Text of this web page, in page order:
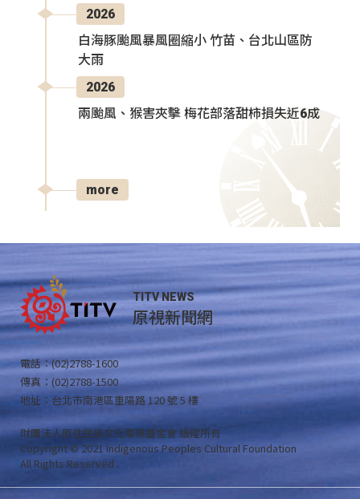
2026
白海豚颱風暴風圈縮小 竹苗、台北山區防
大雨
2026
兩颱風、猴害夾擊 梅花部落甜柿損失近6成
more
TITV NEWS
原視新聞網
電話：(02)2788-1600
傳真：(02)2788-1500
地址：台北市南港區重陽路 120 號 5 樓
財團法人原住民族文化事業基金會 版權所有
Copyright © 2021 Indigenous Peoples Cultural Foundation
All Rights Reserved .